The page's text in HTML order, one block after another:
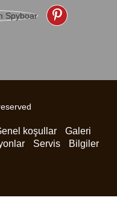
koşullar
Galeri
Servis
Bilgiler